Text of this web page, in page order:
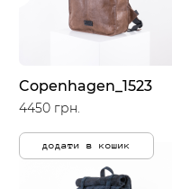
Copenhagen_1523
4450 грн.
додати в кошик